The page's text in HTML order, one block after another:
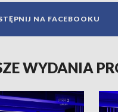
NA FACEBOOKU
WYDANIA